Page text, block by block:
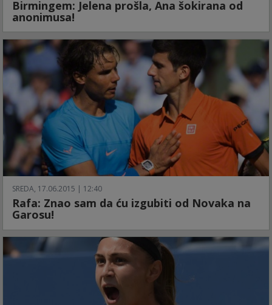
Birmingem: Jelena prošla, Ana šokirana od
anonimusa!
SREDA, 17.06.2015 | 12:40
Rafa: Znao sam da ću izgubiti od Novaka na
Garosu!